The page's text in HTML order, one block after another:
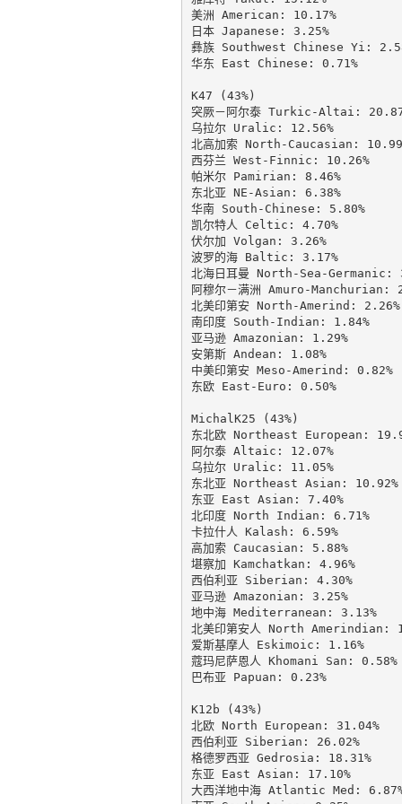
美洲 American: 10.17%
日本 Japanese: 3.25%
彝族 Southwest Chinese Yi:
华东 East Chinese: 0.71%
K47 (43%)
突厥－阿尔泰 Turkic-Altai:
乌拉尔 Uralic: 12.56%
北高加索 North-Caucasian:
西芬兰 West-Finnic: 10.26%
帕米尔 Pamirian: 8.46%
东北亚 NE-Asian: 6.38%
华南 South-Chinese: 5.80%
凯尔特人 Celtic: 4.70%
伏尔加 Volgan: 3.26%
波罗的海 Baltic: 3.17%
北海日耳曼 North-Sea-Germanic:
阿穆尔－满洲 Amuro-Manchurian:
北美印第安 North-Amerind: 2.26%
南印度 South-Indian: 1.84%
亚马逊 Amazonian: 1.29%
安第斯 Andean: 1.08%
中美印第安 Meso-Amerind: 0.82%
东欧 East-Euro: 0.50%
MichalK25 (43%)
东北欧 Northeast European:
阿尔泰 Altaic: 12.07%
乌拉尔 Uralic: 11.05%
东北亚 Northeast Asian: 10.92%
东亚 East Asian: 7.40%
北印度 North Indian: 6.71%
卡拉什人 Kalash: 6.59%
高加索 Caucasian: 5.88%
堪察加 Kamchatkan: 4.96%
西伯利亚 Siberian: 4.30%
亚马逊 Amazonian: 3.25%
地中海 Mediterranean: 3.13%
北美印第安人 North Amerindian:
爱斯基摩人 Eskimoic: 1.16%
蔻玛尼萨恩人 Khomani San: 0.58%
巴布亚 Papuan: 0.23%
K12b (43%)
北欧 North European: 31.04%
西伯利亚 Siberian: 26.02%
格德罗西亚 Gedrosia: 18.31%
东亚 East Asian: 17.10%
大西洋地中海 Atlantic Med: